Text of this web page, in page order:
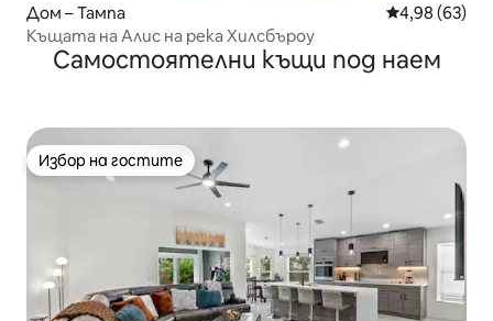
Дом – Тампа Средна
4,98 (63)
Къщата на Алис на река Хилсбъроу
Самостоятелни къщи под наем
Избор на гостите
Избор на гостите